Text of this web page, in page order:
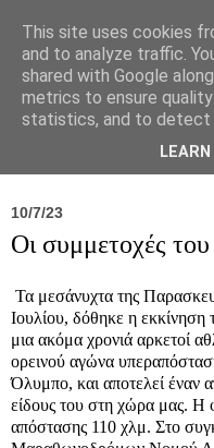
Σύλλογος
10/7/23
Οι συμμετοχές
Τα μεσάνυχτα της
Ιουλίου, δόθηκε η
μια ακόμα χρονιά αρκετοί
ορεινού αγώνα
Όλυμπο, και αποτελεί έναν
είδους του στη χώρα μας. Η
απόστασης 110 χλμ. Στο
This site uses cookies
and to analyze traffic.
shared with Google
metrics to ensure
statistics, and to detect